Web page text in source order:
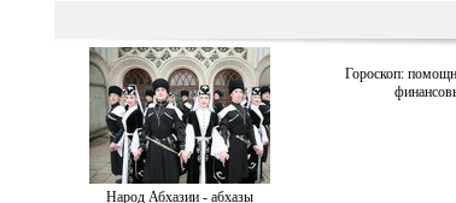
Народ Абхазии - абхазы
Гороскоп: